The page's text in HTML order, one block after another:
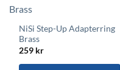
NiSi Step-Up Adapterring
Brass
259 kr